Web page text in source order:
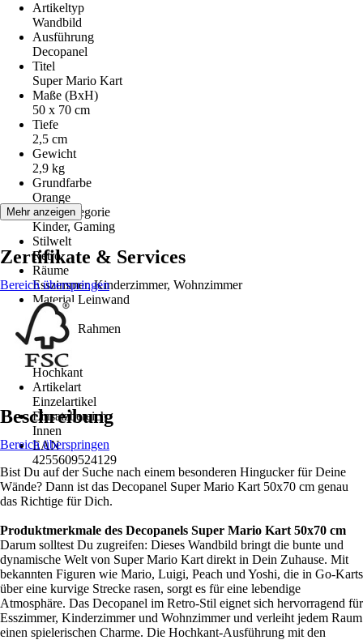
Artikeltyp
Wandbild
Ausführung
Decopanel
Titel
Super Mario Kart
Maße (BxH)
50 x 70 cm
Tiefe
2,5 cm
Gewicht
2,9 kg
Grundfarbe
Orange
Motivkategorie
Kinder, Gaming
Stilwelt
Retro
Räume
Esszimmer, Kinderzimmer, Wohnzimmer
Material Leinwand
MDF
Material Rahmen
MDF
Format
Hochkant
Artikelart
Einzelartikel
Einsatzbereich
Innen
EAN
4255609524129
Mehr anzeigen
Zertifikate & Services
Bereich überspringen
Beschreibung
Bereich überspringen
Bist Du auf der Suche nach einem besonderen Hingucker für Deine
Wände? Dann ist das Decopanel Super Mario Kart 50x70 cm genau
das Richtige für Dich.
Produktmerkmale des Decopanels Super Mario Kart 50x70 cm
Darum solltest Du zugreifen: Dieses Wandbild bringt die bunte und
dynamische Welt von Super Mario Kart direkt in Dein Zuhause. Mit
bekannten Figuren wie Mario, Luigi, Peach und Yoshi, die in Go-Karts
über eine kurvige Strecke rasen, sorgt es für eine lebendige
Atmosphäre. Das Decopanel im Retro-Stil eignet sich hervorragend für
Esszimmer, Kinderzimmer und Wohnzimmer und verleiht jedem Raum
einen spielerischen Charme. Die Hochkant-Ausführung mit den